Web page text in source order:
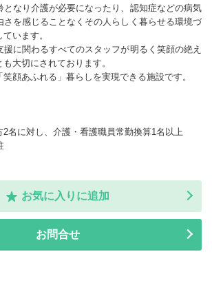
となり介護が必要になったり、認知症などの病気
さを感じることなくその人らしく暮らせる環境づ
います。
援に関わるすべてのスタッフが明るく笑顔の絶え
大切にされております。
顔あふれる」暮らしを実現できる施設です。
名に対し、介護・看護職員常勤換算1名以上
お気に入りに追加
お問合せ